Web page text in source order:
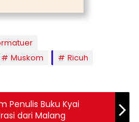
Muskom
Ricuh
Penulis Buku Kyai
dari Malang